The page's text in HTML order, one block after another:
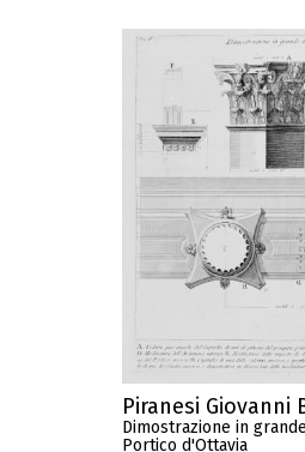
Piranesi Giovanni
Dimostrazione in
Portico d'Ottavia